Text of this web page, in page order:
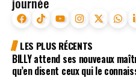
LES PLUS RÉCENTS
BILLY attend ses nouveaux
qu’en disent ceux qui le